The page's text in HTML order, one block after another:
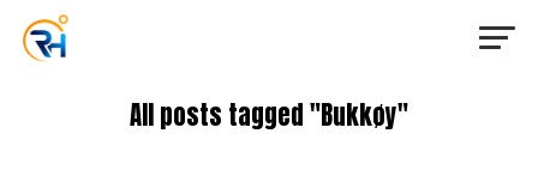
All posts tagged "Bukkøy"